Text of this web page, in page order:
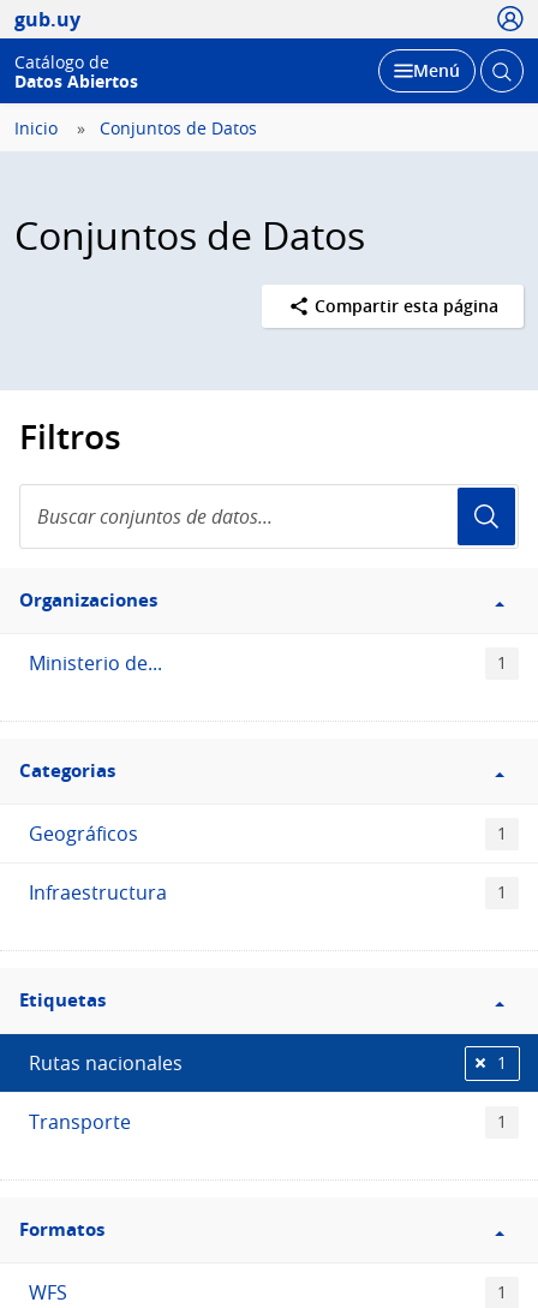
gub.uy
Catálogo de
Datos Abiertos
Desplegar
Menú Abrir
Inicio Conjuntos de Datos
Conjuntos de Datos
Compartir esta página
Filtros
conjuntos
de
Filtro
Organizaciones
Organizaciones
Ministerio de... 1
Filtro
Categorias
Categorias
Geográficos 1
Infraestructura 1
Filtro
Etiquetas
Etiquetas
Rutas nacionales 1
Transporte 1
Filtro
Formatos
Formatos
WFS 1